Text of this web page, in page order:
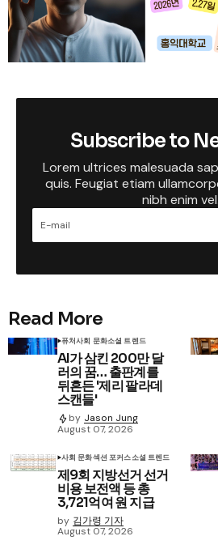
Subscribe to
Lorem ultrices malesuada
quis. Feugiat etiam
nibh enim vel.
Read More
퓨처사회 문화소셜 트렌드
AI가 삼킨 200만 달
러의 꿈… 출판계를
뒤흔든 '제리 팔라데
스캔들'
by Jason Jung
August 07, 2026
사회 문화섹션 포커스소셜 트렌드
제9회 지방선거 선거
비용 보전액 등 총
3,721억여 원 지급
by 김가령 기자
August 07, 2026